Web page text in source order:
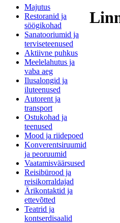
Majutus
Restoranid ja
söögikohad
Sanatooriumid ja
terviseteenused
Aktiivne puhkus
Meelelahutus ja
vaba aeg
Ilusalongid ja
iluteenused
Autorent ja
transport
Ostukohad ja
teenused
Mood ja riidepoed
Konverentsiruumid
ja peoruumid
Vaatamisväärsused
Reisibürood ja
reisikorraldajad
Ärikontaktid ja
ettevõtted
Teatrid ja
kontserdisaalid